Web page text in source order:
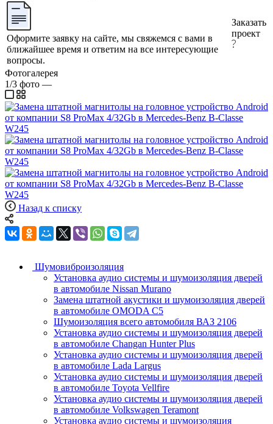
Оформите заявку на сайте, мы свяжемся с вами в
ближайшее время и ответим на все интересующие
вопросы.
Заказать
проект
Фотогалерея
1/3 фото —
Назад к списку
Шумовиброизоляция
Установка аудио системы и шумоизоляция дверей
в автомобиле Nissan Murano
Замена штатной акустики и шумоизоляция дверей
в автомобиле OMODA C5
Шумоизоляция всего автомобиля ВАЗ 2106
Установка аудио системы и шумоизоляция дверей
в автомобиле Changan Hunter Plus
Установка аудио системы и шумоизоляция дверей
в автомобиле Lada Largus
Установка аудио системы и шумоизоляция дверей
в автомобиле Toyota Vellfire
Установка аудио системы и шумоизоляция дверей
в автомобиле Volkswagen Teramont
Установка аудио системы и шумоизоляция